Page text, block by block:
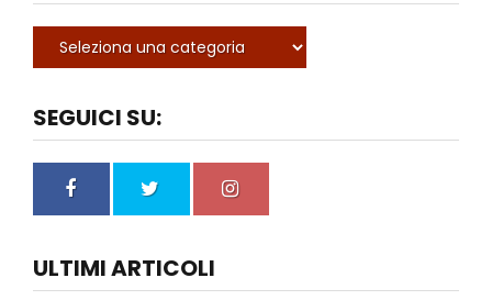
SEGUICI SU:
ULTIMI ARTICOLI